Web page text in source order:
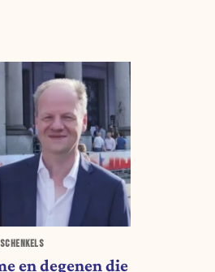
en degenen die